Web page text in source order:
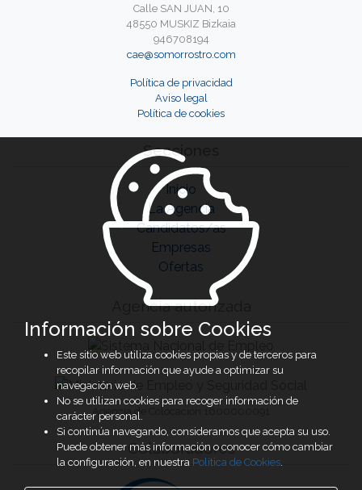
Calle SAN JUAN, 10
48550 MUSKIZ Bizkaia
946708194
cae@somorrostro.com
Política de privacidad
Aviso legal
Política de cookies
Secciones
Inicio
La Agencia
Candidatos/as
Empresas
Ofertas
Agencia autorizada
Agencia de Colocación 1600000091
Colaboradores
Información sobre Cookies
Este sitio web utiliza cookies propias y de terceros para
recopilar información que ayude a optimizar su
navegación web.
No se utilizan cookies para recoger información de
carácter personal.
Si continúa navegando, consideramos que acepta su uso.
Puede obtener más información o conocer cómo cambiar
la configuración, en nuestra Política de Cookies.